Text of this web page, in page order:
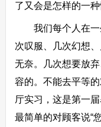
了又会是怎样的一
我们每个人在一
次叹服、几次幻想
无奈。几次想要放
容的。不能去平等
厅实习，这是第一
最简单的对顾客说“